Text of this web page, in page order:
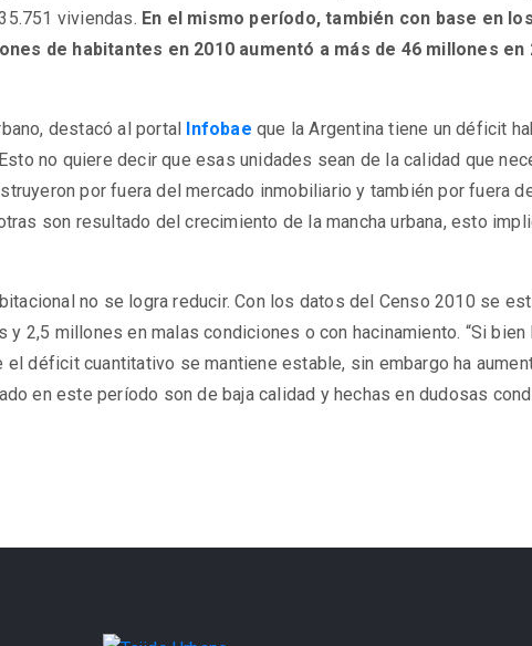
viviendas. En el mismo período, también con base en
de habitantes en 2010 aumentó a más de 46 millones
destacó al portal Infobae que la Argentina tiene un déficit
no quiere decir que esas unidades sean de la calidad que
por fuera del mercado inmobiliario y también por fuera
son resultado del crecimiento de la mancha urbana, esto
no se logra reducir. Con los datos del Censo 2010 se
2,5 millones en malas condiciones o con hacinamiento. “Si
déficit cuantitativo se mantiene estable, sin embargo ha
en este período son de baja calidad y hechas en dudosas